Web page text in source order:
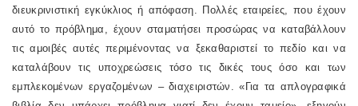
διευκρινιστική εγκύκλιος ή απόφαση. Πολλές εταιρείες, που έχουν
αυτό το πρόβλημα, έχουν σταματήσει προσώρας να καταβάλλουν
τις αμοιβές αυτές περιμένοντας να ξεκαθαριστεί το πεδίο και να
καταλάβουν τις υποχρεώσεις τόσο τις δικές τους όσο και των
εμπλεκομένων εργαζομένων – διαχειριστών. «Για τα απλογραφικά